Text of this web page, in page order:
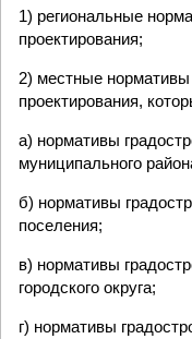
1) региональные
проектирования;
2) местные нормативы
проектирования,
а) нормативы
муниципального
б) нормативы
поселения;
в) нормативы
городского округа;
г) нормативы